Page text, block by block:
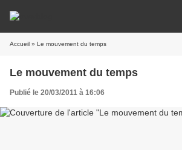
Accueil » Le mouvement du temps
Le mouvement du temps
Publié le 20/03/2011 à 16:06